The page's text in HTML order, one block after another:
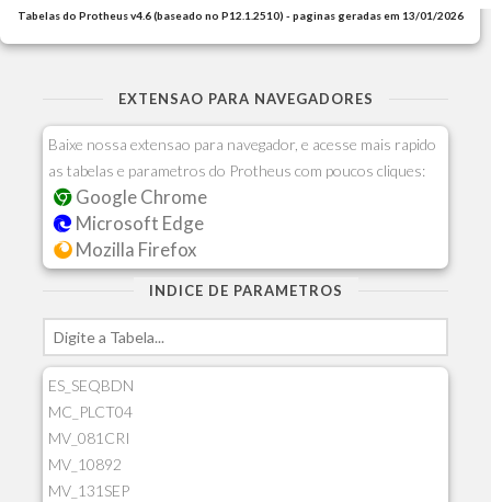
Tabelas do Protheus v4.6 (baseado no P12.1.2510) - paginas geradas em 13/01/2026
EXTENSAO PARA NAVEGADORES
Baixe nossa extensao para navegador, e acesse mais rapido
as tabelas e parametros do Protheus com poucos cliques:
Google Chrome
Microsoft Edge
Mozilla Firefox
INDICE DE PARAMETROS
ES_SEQBDN
MC_PLCT04
MV_081CRI
MV_10892
MV_131SEP